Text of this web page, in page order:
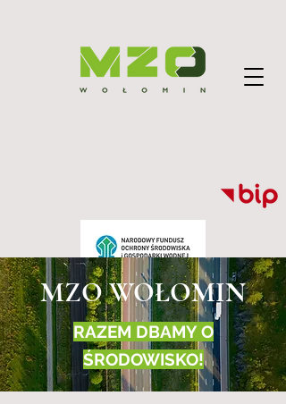
MZO WOŁOMIN
RAZEM DBAMY O
ŚRODOWISKO!